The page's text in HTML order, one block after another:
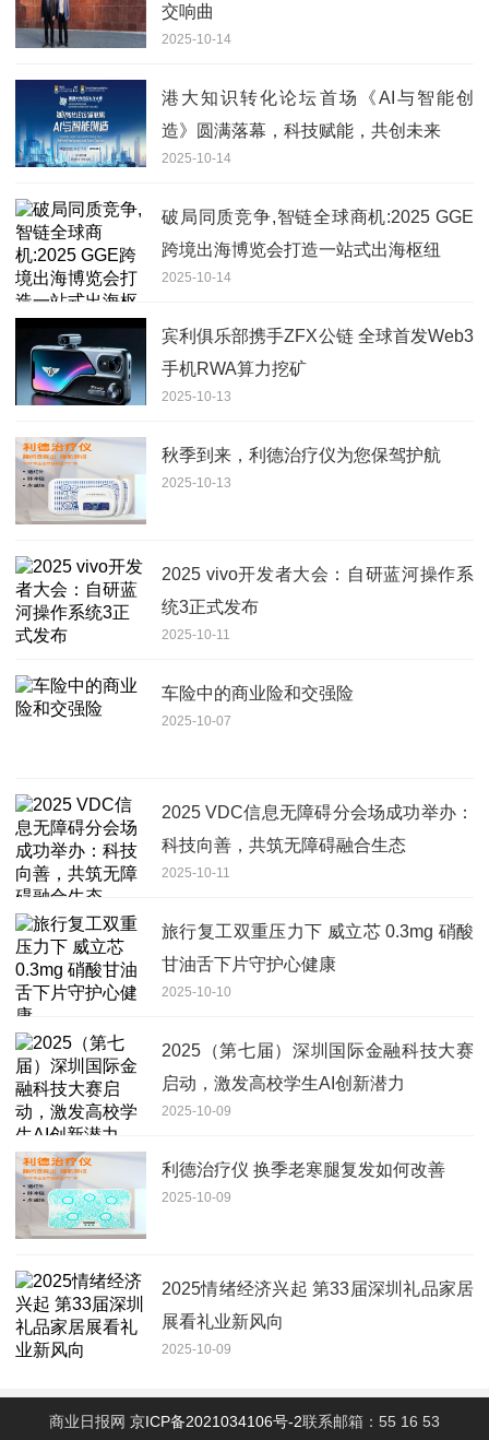
交响曲
2025-10-14
港大知识转化论坛首场《AI与智能创
造》圆满落幕，科技赋能，共创未来
2025-10-14
破局同质竞争,智链全球商机:2025 GGE
跨境出海博览会打造一站式出海枢纽
2025-10-14
宾利俱乐部携手ZFX公链 全球首发Web3
手机RWA算力挖矿
2025-10-13
秋季到来，利德治疗仪为您保驾护航
2025-10-13
2025 vivo开发者大会：自研蓝河操作系
统3正式发布
2025-10-11
车险中的商业险和交强险
2025-10-07
2025 VDC信息无障碍分会场成功举办：
科技向善，共筑无障碍融合生态
2025-10-11
旅行复工双重压力下 威立芯 0.3mg 硝酸
甘油舌下片守护心健康
2025-10-10
2025（第七届）深圳国际金融科技大赛
启动，激发高校学生AI创新潜力
2025-10-09
利德治疗仪 换季老寒腿复发如何改善
2025-10-09
2025情绪经济兴起 第33届深圳礼品家居
展看礼业新风向
2025-10-09
商业日报网 京ICP备2021034106号-2联系邮箱：55 16 53